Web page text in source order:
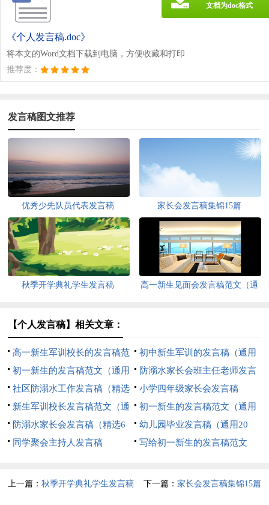
《个人发言稿.doc》
将本文的Word文档下载到电脑，方便收藏和打印
推荐度：
文档为doc格式
发言稿图文推荐
优秀少先队员代表发言稿 家长会发言稿集锦15篇
秋季开学典礼学生发言稿
高一新生见面会发言稿范文（通
【个人发言稿】相关文章：
高一新生军训校长的发言稿范
文（通用5篇）
初中新生军训的发言稿（通用
7篇）
初一新生的发言稿范文（通用
8篇）
防溺水家长会班主任老师发言
稿（精选6篇）
社区防溺水工作发言稿（精选
8篇）
小学四年级家长会发言稿
新生军训校长发言稿范文（通
用14篇）
初一新生的发言稿范文（通用
10篇）
防溺水家长会发言稿（精选6
篇）
幼儿园毕业发言稿（通用20
篇）
同学聚会主持人发言稿
写给初一新生的发言稿范文
上一篇：秋季开学典礼学生发言稿 下一篇： 家长会发言稿集锦15篇